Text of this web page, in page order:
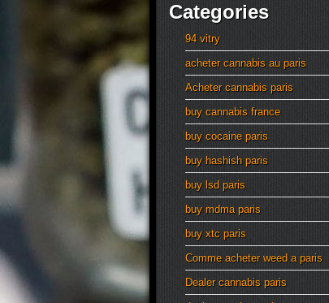
Categories
94 vitry
acheter cannabis au paris
Acheter cannabis paris
buy cannabis france
buy cocaine paris
buy hashish paris
buy lsd paris
buy mdma paris
buy xtc paris
Comme acheter weed a paris
Dealer cannabis paris